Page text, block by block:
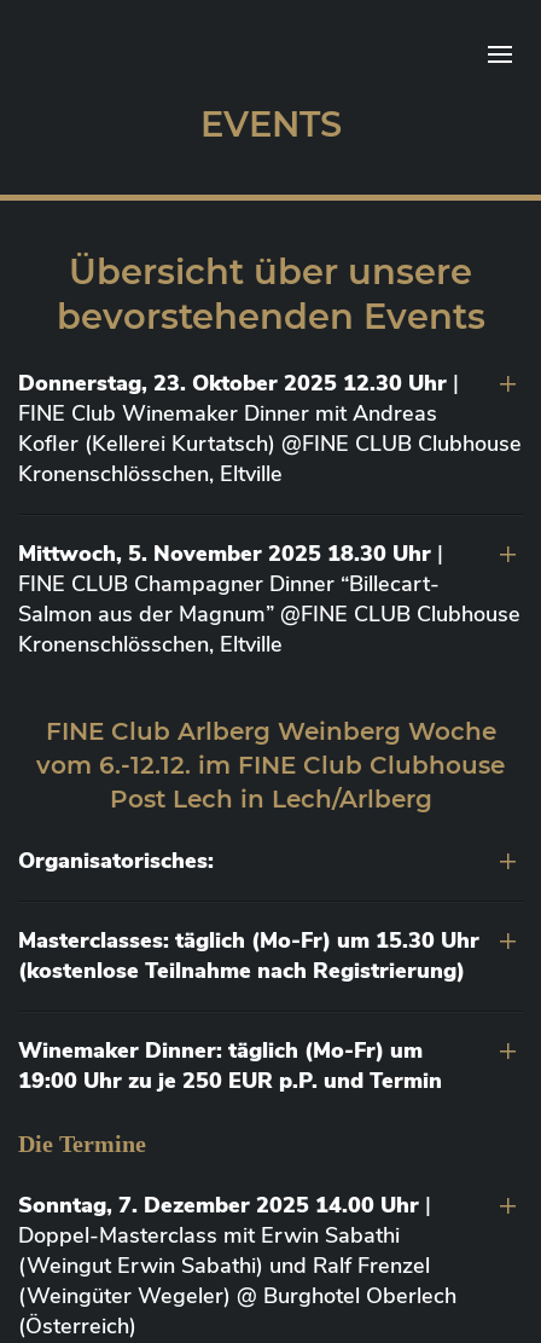
EVENTS
Übersicht über unsere
bevorstehenden Events
Donnerstag, 23. Oktober 2025 12.30 Uhr |
FINE Club Winemaker Dinner mit Andreas
Kofler (Kellerei Kurtatsch) @FINE CLUB Clubhouse
Kronenschlösschen, Eltville
Mittwoch, 5. November 2025 18.30 Uhr |
FINE CLUB Champagner Dinner “Billecart-
Salmon aus der Magnum” @FINE CLUB Clubhouse
Kronenschlösschen, Eltville
FINE Club Arlberg Weinberg Woche
vom 6.-12.12. im FINE Club Clubhouse
Post Lech in Lech/Arlberg
Organisatorisches:
Masterclasses: täglich (Mo-Fr) um 15.30 Uhr
(kostenlose Teilnahme nach Registrierung)
Winemaker Dinner: täglich (Mo-Fr) um
19:00 Uhr zu je 250 EUR p.P. und Termin
Die Termine
Sonntag, 7. Dezember 2025 14.00 Uhr |
Doppel-Masterclass mit Erwin Sabathi
(Weingut Erwin Sabathi) und Ralf Frenzel
(Weingüter Wegeler) @ Burghotel Oberlech
(Österreich)